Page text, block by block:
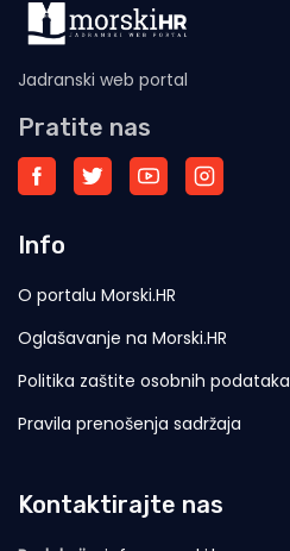
Jadranski web portal
Pratite nas
Info
O portalu Morski.HR
Oglašavanje na Morski.HR
Politika zaštite osobnih podataka
Pravila prenošenja sadržaja
Kontaktirajte nas